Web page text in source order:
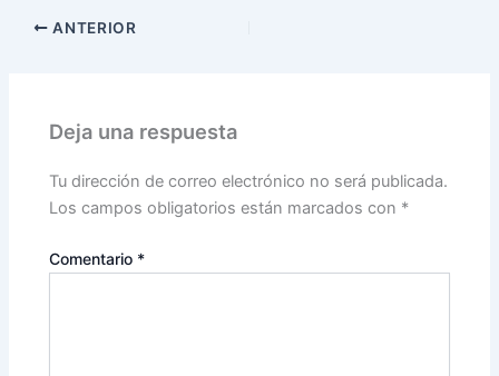
ANTERIOR
Deja una respuesta
Tu dirección de correo electrónico no será publicada.
Los campos obligatorios están marcados con *
Comentario *